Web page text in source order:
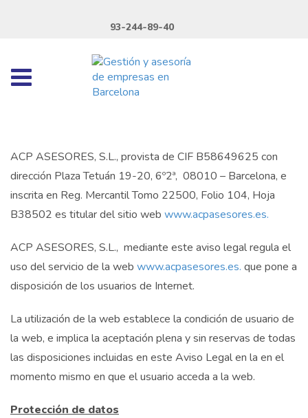
93-244-89-40
ACP ASESORES, S.L., provista de CIF B58649625 con
dirección Plaza Tetuán 19-20, 6º2ª, 08010 – Barcelona, e
inscrita en Reg. Mercantil Tomo 22500, Folio 104, Hoja
B38502 es titular del sitio web www.acpasesores.es.
ACP ASESORES, S.L., mediante este aviso legal regula el
uso del servicio de la web www.acpasesores.es. que pone a
disposición de los usuarios de Internet.
La utilización de la web establece la condición de usuario de
la web, e implica la aceptación plena y sin reservas de todas
las disposiciones incluidas en este Aviso Legal en la en el
momento mismo en que el usuario acceda a la web.
Protección de datos